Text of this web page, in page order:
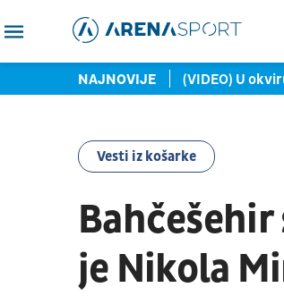
NAJNOVIJE
žele u žensku košarku (VIDEO) U
Vesti iz košarke
je Nikola